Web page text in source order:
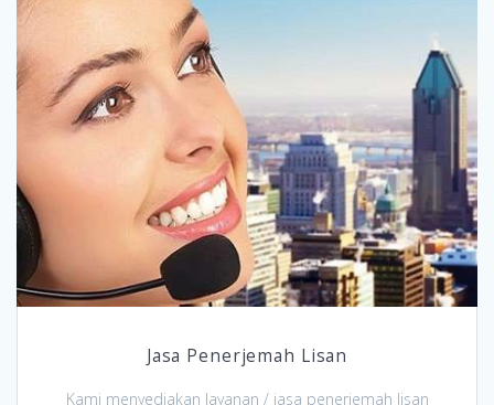
Jasa Penerjemah Lisan
Kami menyediakan layanan / jasa penerjemah lisan